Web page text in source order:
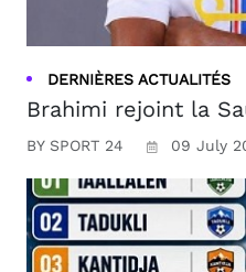
DERNIÈRES ACTUALITÉS
Brahimi rejoint la
BY SPORT 24 09 July